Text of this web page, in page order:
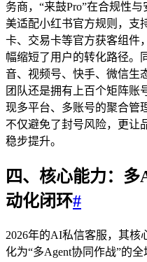
务商，“来鼓Pro”在合规性
美适配小红书官方规则，支
卡、交易卡等官方获客组件
幅缩短了用户的转化路径。
音、视频号、快手、微信生
团队还是拥有上百个矩阵账
现多平台、多账号的聚合管
不仅避免了封号风险，更让
稳步提升。
四、核心能力：多
动化闭环#
2026年的AI私信客服，其核
化为“多Agent协同作战”的